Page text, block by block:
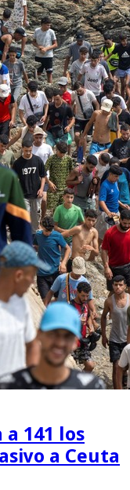
141 los
a Ceuta